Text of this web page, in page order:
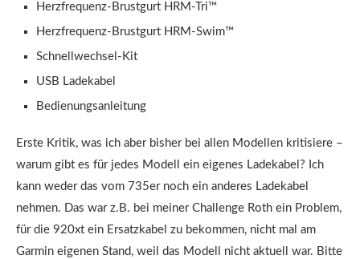
Herzfrequenz-Brustgurt HRM-Tri™
Herzfrequenz-Brustgurt HRM-Swim™
Schnellwechsel-Kit
USB Ladekabel
Bedienungsanleitung
Erste Kritik, was ich aber bisher bei allen Modellen kritisiere –
warum gibt es für jedes Modell ein eigenes Ladekabel? Ich
kann weder das vom 735er noch ein anderes Ladekabel
nehmen. Das war z.B. bei meiner Challenge Roth ein Problem,
für die 920xt ein Ersatzkabel zu bekommen, nicht mal am
Garmin eigenen Stand, weil das Modell nicht aktuell war. Bitte